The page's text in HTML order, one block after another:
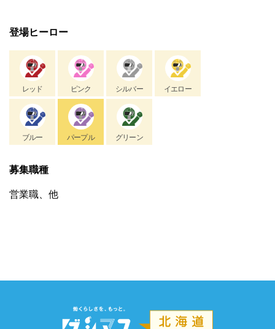
登場ヒーロー
レッド ピンク シルバー イエロー
ブルー パープル グリーン
募集職種
営業職、他